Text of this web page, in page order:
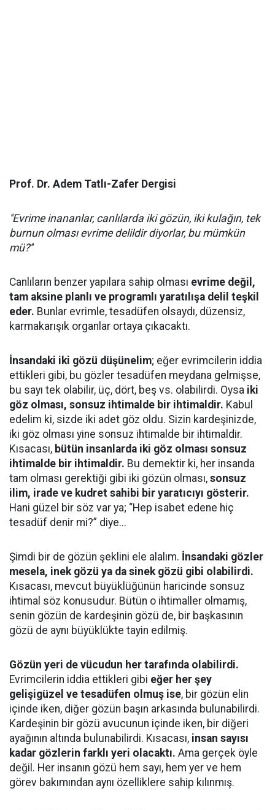
Prof. Dr. Adem Tatlı-Zafer Dergisi
''Evrime inananlar, canlılarda iki gözün, iki kulağın, tek
burnun olması evrime delildir diyorlar, bu mümkün
mü?''
Canlıların benzer yapılara sahip olması evrime değil,
tam aksine planlı ve programlı yaratılışa delil teşkil
eder. Bunlar evrimle, tesadüfen olsaydı, düzensiz,
karmakarışık organlar ortaya çıkacaktı.
İnsandaki iki gözü düşünelim; eğer evrimcilerin iddia
ettikleri gibi, bu gözler tesadüfen meydana gelmişse,
bu sayı tek olabilir, üç, dört, beş vs. olabilirdi. Oysa iki
göz olması, sonsuz ihtimalde bir ihtimaldir. Kabul
edelim ki, sizde iki adet göz oldu. Sizin kardeşinizde,
iki göz olması yine sonsuz ihtimalde bir ihtimaldir.
Kısacası, bütün insanlarda iki göz olması sonsuz
ihtimalde bir ihtimaldir. Bu demektir ki, her insanda
tam olması gerektiği gibi iki gözün olması, sonsuz
ilim, irade ve kudret sahibi bir yaratıcıyı gösterir.
Hani güzel bir söz var ya; “Hep isabet edene hiç
tesadüf denir mi?” diye...
Şimdi bir de gözün şeklini ele alalım. İnsandaki gözler
mesela, inek gözü ya da sinek gözü gibi olabilirdi.
Kısacası, mevcut büyüklüğünün haricinde sonsuz
ihtimal söz konusudur. Bütün o ihtimaller olmamış,
senin gözün de kardeşinin gözü de, bir başkasının
gözü de aynı büyüklükte tayin edilmiş.
Gözün yeri de vücudun her tarafında olabilirdi.
Evrimcilerin iddia ettikleri gibi eğer her şey
gelişigüzel ve tesadüfen olmuş ise, bir gözün elin
içinde iken, diğer gözün başın arkasında bulunabilirdi.
Kardeşinin bir gözü avucunun içinde iken, bir diğeri
ayağının altında bulunabilirdi. Kısacası, insan sayısı
kadar gözlerin farklı yeri olacaktı. Ama gerçek öyle
değil. Her insanın gözü hem sayı, hem yer ve hem
görev bakımından aynı özelliklere sahip kılınmış.